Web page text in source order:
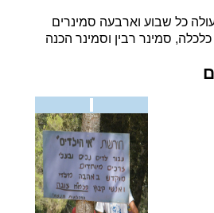
כל שבוע וארבעה סמינרים
סמינר רבין וסמינר הכנה